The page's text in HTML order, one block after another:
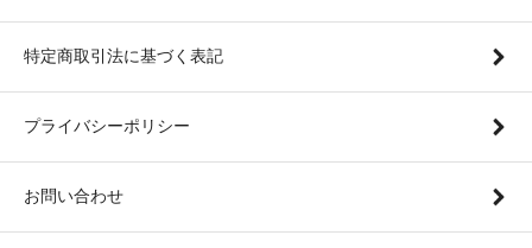
特定商取引法に基づく表記
プライバシーポリシー
お問い合わせ